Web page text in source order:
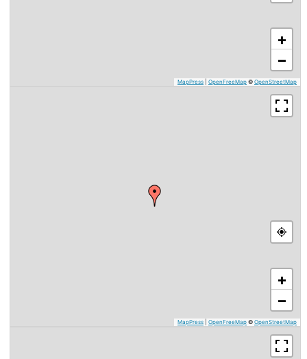
+
−
MapPress OpenFreeMap © OpenStreetMap
+
−
MapPress OpenFreeMap © OpenStreetMap